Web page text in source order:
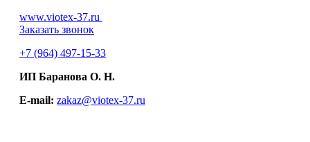
www.viotex-37.ru
Заказать звонок
+7 (964) 497-15-33
ИП Баранова О. Н.
E-mail: zakaz@viotex-37.ru